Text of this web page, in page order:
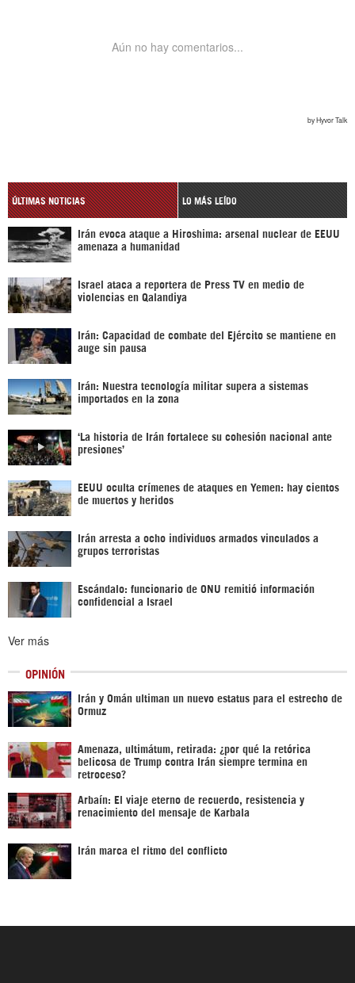
ÚLTIMAS NOTICIAS LO MÁS LEÍDO
Irán evoca ataque a Hiroshima: arsenal nuclear de EEUU
amenaza a humanidad
Israel ataca a reportera de Press TV en medio de
violencias en Qalandiya
Irán: Capacidad de combate del Ejército se mantiene en
auge sin pausa
Irán: Nuestra tecnología militar supera a sistemas
importados en la zona
‘La historia de Irán fortalece su cohesión nacional ante
presiones’
EEUU oculta crímenes de ataques en Yemen: hay cientos
de muertos y heridos
Irán arresta a ocho individuos armados vinculados a
grupos terroristas
Escándalo: funcionario de ONU remitió información
confidencial a Israel
Ver más
OPINIÓN
Irán y Omán ultiman un nuevo estatus para el estrecho de
Ormuz
Amenaza, ultimátum, retirada: ¿por qué la retórica
belicosa de Trump contra Irán siempre termina en
retroceso?
Arbaín: El viaje eterno de recuerdo, resistencia y
renacimiento del mensaje de Karbala
Irán marca el ritmo del conflicto